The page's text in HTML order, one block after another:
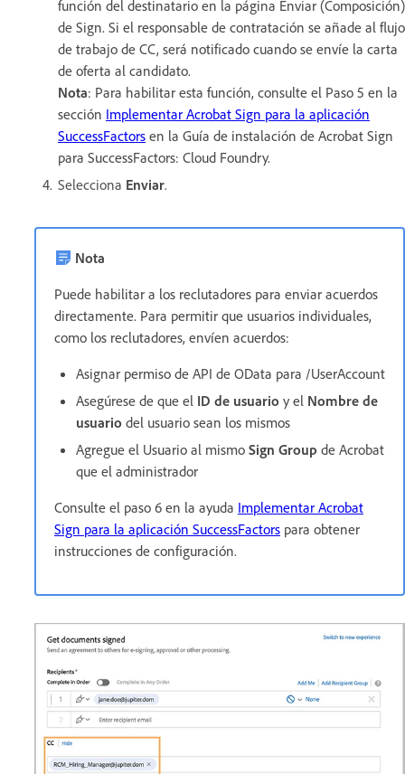
función del destinatario en la página Enviar (Composición)
de Sign. Si el responsable de contratación se añade al flujo
de trabajo de CC, será notificado cuando se envíe la carta
de oferta al candidato.
Nota: Para habilitar esta función, consulte el Paso 5 en la
sección Implementar Acrobat Sign para la aplicación
SuccessFactors en la Guía de instalación de Acrobat Sign
para SuccessFactors: Cloud Foundry.
Selecciona Enviar.
Nota
Puede habilitar a los reclutadores para enviar acuerdos
directamente. Para permitir que usuarios individuales,
como los reclutadores, envíen acuerdos:
Asignar permiso de API de OData para /UserAccount
Asegúrese de que el ID de usuario y el Nombre de
usuario del usuario sean los mismos
Agregue el Usuario al mismo Sign Group de Acrobat
que el administrador
Consulte el paso 6 en la ayuda Implementar Acrobat
Sign para la aplicación SuccessFactors para obtener
instrucciones de configuración.